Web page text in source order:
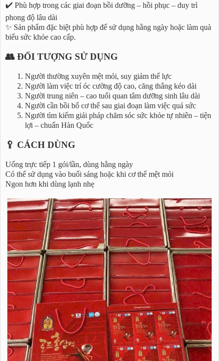
✔️ Phù hợp trong các giai đoạn bồi dưỡng – hồi phục – duy trì
phong độ lâu dài
✨ Sản phẩm đặc biệt phù hợp để sử dụng hằng ngày hoặc làm quà
biếu sức khỏe cao cấp.
👥 ĐỐI TƯỢNG SỬ DỤNG
Người thường xuyên mệt mỏi, suy giảm thể lực
Người làm việc trí óc cường độ cao, căng thẳng kéo dài
Người trung niên – cao tuổi quan tâm dưỡng sinh lâu dài
Người cần bồi bổ cơ thể sau giai đoạn làm việc quá sức
Người tìm kiếm giải pháp chăm sóc sức khỏe tự nhiên – tiện
lợi – chuẩn Hàn Quốc
🥄 CÁCH DÙNG
Uống trực tiếp 1 gói/lần, dùng hằng ngày
Có thể sử dụng vào buổi sáng hoặc khi cơ thể mệt mỏi
Ngon hơn khi dùng lạnh nhẹ